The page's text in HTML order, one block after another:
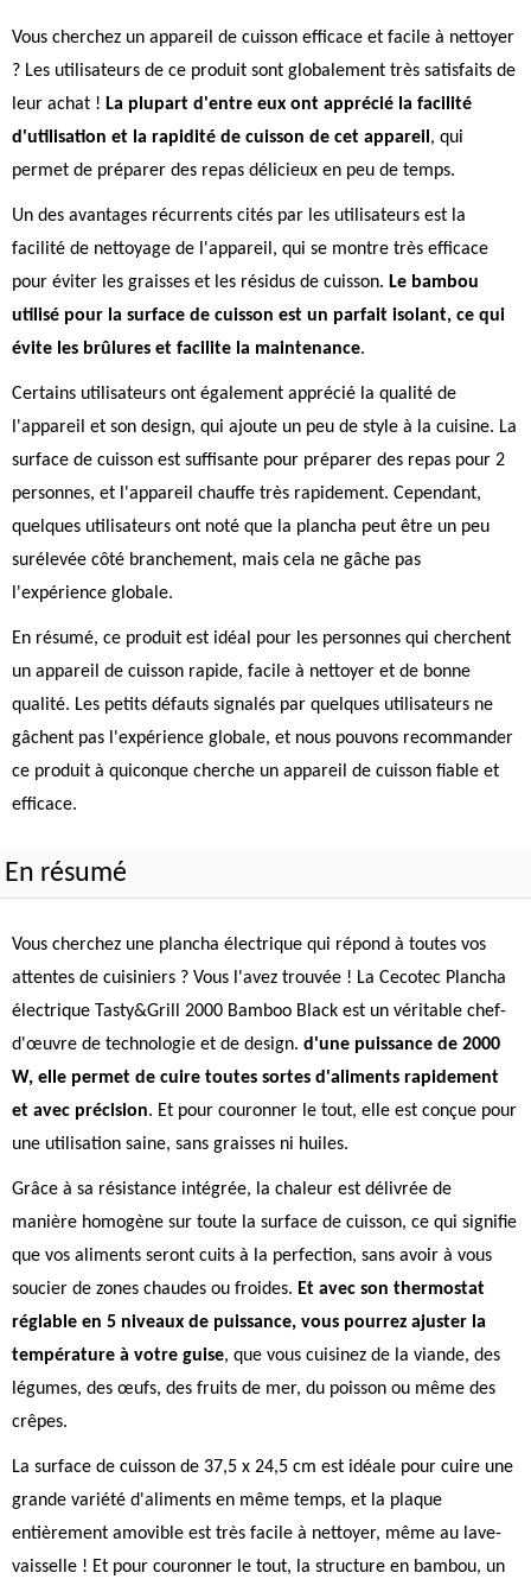
Vous cherchez un appareil de cuisson efficace et facile à nettoyer
? Les utilisateurs de ce produit sont globalement très satisfaits de
leur achat ! La plupart d'entre eux ont apprécié la facilité
d'utilisation et la rapidité de cuisson de cet appareil , qui
permet de préparer des repas délicieux en peu de temps.
Un des avantages récurrents cités par les utilisateurs est la
facilité de nettoyage de l'appareil, qui se montre très efficace
pour éviter les graisses et les résidus de cuisson. Le bambou
utilisé pour la surface de cuisson est un parfait isolant, ce qui
évite les brûlures et facilite la maintenance.
Certains utilisateurs ont également apprécié la qualité de
l'appareil et son design, qui ajoute un peu de style à la cuisine. La
surface de cuisson est suffisante pour préparer des repas pour 2
personnes, et l'appareil chauffe très rapidement. Cependant,
quelques utilisateurs ont noté que la plancha peut être un peu
surélevée côté branchement, mais cela ne gâche pas
l'expérience globale.
En résumé, ce produit est idéal pour les personnes qui cherchent
un appareil de cuisson rapide, facile à nettoyer et de bonne
qualité. Les petits défauts signalés par quelques utilisateurs ne
gâchent pas l'expérience globale, et nous pouvons recommander
ce produit à quiconque cherche un appareil de cuisson fiable et
efficace.
En résumé
Vous cherchez une plancha électrique qui répond à toutes vos
attentes de cuisiniers ? Vous l'avez trouvée ! La Cecotec Plancha
électrique Tasty&Grill 2000 Bamboo Black est un véritable chef-
d'œuvre de technologie et de design. d'une puissance de 2000
W, elle permet de cuire toutes sortes d'aliments rapidement
et avec précision. Et pour couronner le tout, elle est conçue pour
une utilisation saine, sans graisses ni huiles.
Grâce à sa résistance intégrée, la chaleur est délivrée de
manière homogène sur toute la surface de cuisson, ce qui signifie
que vos aliments seront cuits à la perfection, sans avoir à vous
soucier de zones chaudes ou froides. Et avec son thermostat
réglable en 5 niveaux de puissance, vous pourrez ajuster la
température à votre guise, que vous cuisinez de la viande, des
légumes, des œufs, des fruits de mer, du poisson ou même des
crêpes.
La surface de cuisson de 37,5 x 24,5 cm est idéale pour cuire une
grande variété d'aliments en même temps, et la plaque
entièrement amovible est très facile à nettoyer, même au lave-
vaisselle ! Et pour couronner le tout, la structure en bambou, un